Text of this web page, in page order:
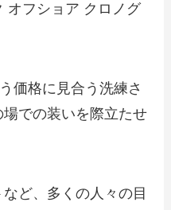
オフショア クロノグ
価格に見合う洗練さ
での装いを際立たせ
ど、多くの人々の目